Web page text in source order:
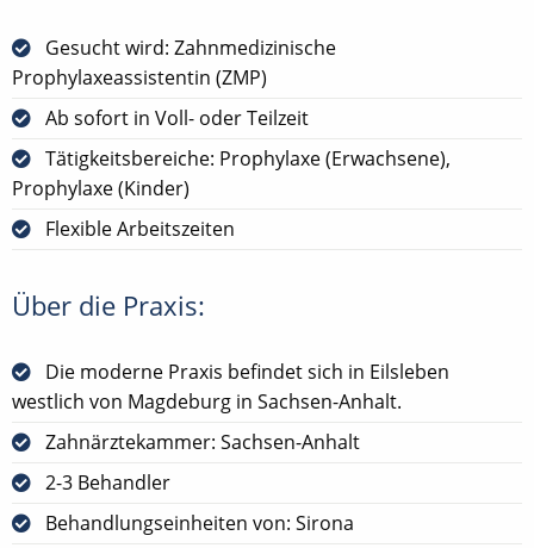
Gesucht wird: Zahnmedizinische
Prophylaxeassistentin (ZMP)
Ab sofort in Voll- oder Teilzeit
Tätigkeitsbereiche: Prophylaxe (Erwachsene),
Prophylaxe (Kinder)
Flexible Arbeitszeiten
Über die Praxis:
Die moderne Praxis befindet sich in Eilsleben
westlich von Magdeburg in Sachsen-Anhalt.
Zahnärztekammer: Sachsen-Anhalt
2-3 Behandler
Behandlungseinheiten von: Sirona